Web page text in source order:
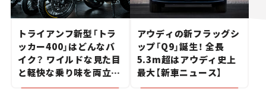
トライアンフ新型「トラ
ッカー400」はどんなバ
イク？ ワイルドな見た目
と軽快な乗り味を両立し
た400ccフラットトラッ
アウディの新フラッグシ
ップ「Q9」誕生！ 全長
5.3m超はアウディ史上
最大【新車ニュース】